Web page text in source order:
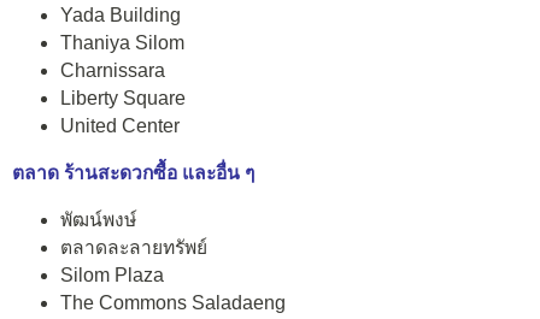
Yada Building
Thaniya Silom
Charnissara
Liberty Square
United Center
ตลาด ร้านสะดวกซื้อ และอื่น ๆ
พัฒน์พงษ์
ตลาดละลายทรัพย์
Silom Plaza
The Commons Saladaeng